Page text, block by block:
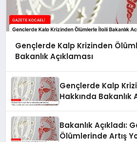
Gençlerde Kalp Krizinden
Bakanlık Açıklaması
Gençlerde Kalp
Hakkında Bakanlık
Bakanlık Açıkladı:
Ölümlerinde Artış